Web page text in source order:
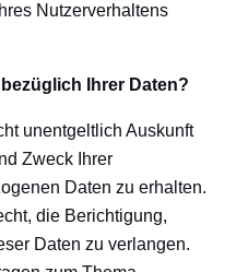
Nutzerverhaltens
Ihrer Daten?
unentgeltlich Auskunft
Zweck Ihrer
Daten zu erhalten.
die Berichtigung,
Daten zu verlangen.